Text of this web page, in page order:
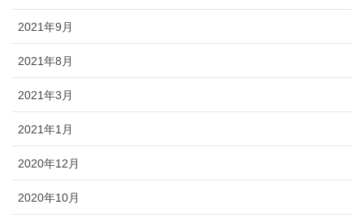
2021年9月
2021年8月
2021年3月
2021年1月
2020年12月
2020年10月